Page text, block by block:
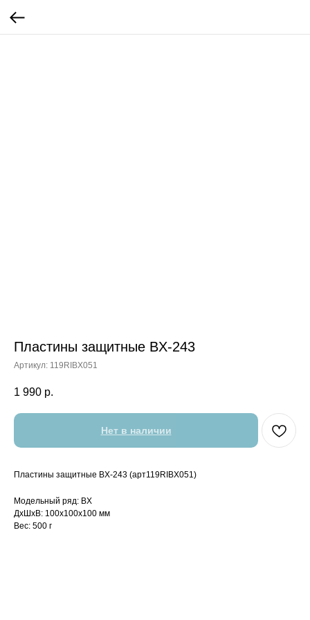
Пластины защитные BX-243
Артикул: 119RIBX051
1 990 р.
Нет в наличии
Пластины защитные BX-243 (арт119RIBX051)
Модельный ряд: BX
ДxШxВ: 100x100x100 мм
Вес: 500 г